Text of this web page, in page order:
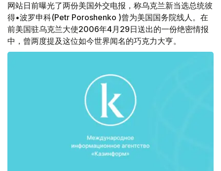
网站日前曝光了两份美国外交电报，称乌克兰新当选总统彼
得•波罗申科(Petr Poroshenko )曾为美国国务院线人。在
前美国驻乌克兰大使2006年4月29日送出的一份绝密情报
中，曾两度提及这位如今世界闻名的巧克力大亨。